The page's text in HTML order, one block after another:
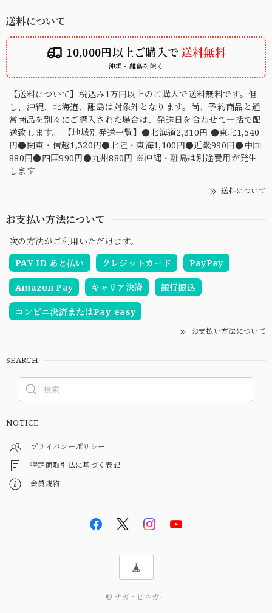
送料について
10,000円以上ご購入で 送料無料
沖縄・離島を除く
【送料について】税込み1万円以上のご購入で送料無料です。但
し、沖縄、北海道、離島は対象外となります。尚、予約商品と通
常商品を別々にご購入された場合は、発送日を合わせて一括で配
送致します。 【地域別発送一覧】●北海道2,310円 ●東北1,540
円●関東・信越1,320円●北陸・東海1,100円●近畿990円●中国
880円●四国990円●九州880円 ※沖縄・離島は別途費用が発生
します
送料について
お支払い方法について
次の方法がご利用いただけます。
PAY ID あと払い
クレジットカード PayPay
Amazon Pay キャリア決済 銀行振込
コンビニ決済またはPay-easy
お支払い方法について
SEARCH
NOTICE
プライバシーポリシー
特定商取引法に基づく表記
会員規約
© サガ・ビネガー